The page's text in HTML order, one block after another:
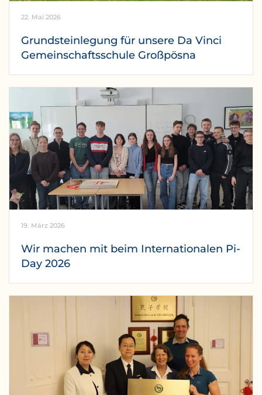
22. Mai 2026
Grundsteinlegung für unsere Da Vinci
Gemeinschaftsschule Großpösna
19. März 2026
Wir machen mit beim Internationalen Pi-
Day 2026